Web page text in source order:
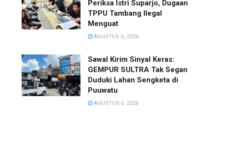
Periksa Istri Suparjo, Dugaan
TPPU Tambang Ilegal
Menguat
AGUSTUS 6, 2026
Sawal Kirim Sinyal Keras:
GEMPUR SULTRA Tak Segan
Duduki Lahan Sengketa di
Puuwatu
AGUSTUS 6, 2026